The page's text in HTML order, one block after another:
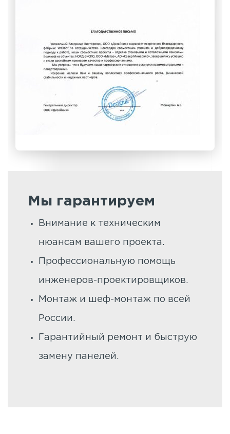
Мы гарантируем
Внимание к техническим
нюансам вашего проекта.
Профессиональную помощь
инженеров-проектировщиков.
Монтаж и шеф-монтаж по всей
России.
Гарантийный ремонт и быструю
замену панелей.